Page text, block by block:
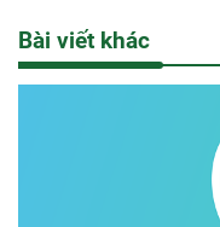
Bài viết khác